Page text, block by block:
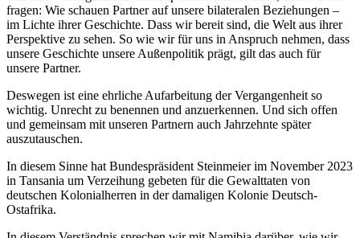
fragen: Wie schauen Partner auf unsere bilateralen Beziehungen –
im Lichte ihrer Geschichte. Dass wir bereit sind, die Welt aus ihrer
Perspektive zu sehen. So wie wir für uns in Anspruch nehmen, dass
unsere Geschichte unsere Außenpolitik prägt, gilt das auch für
unsere Partner.
Deswegen ist eine ehrliche Aufarbeitung der Vergangenheit so
wichtig. Unrecht zu benennen und anzuerkennen. Und sich offen
und gemeinsam mit unseren Partnern auch Jahrzehnte später
auszutauschen.
In diesem Sinne hat Bundespräsident Steinmeier im November 2023
in Tansania um Verzeihung gebeten für die Gewalttaten von
deutschen Kolonialherren in der damaligen Kolonie Deutsch-
Ostafrika.